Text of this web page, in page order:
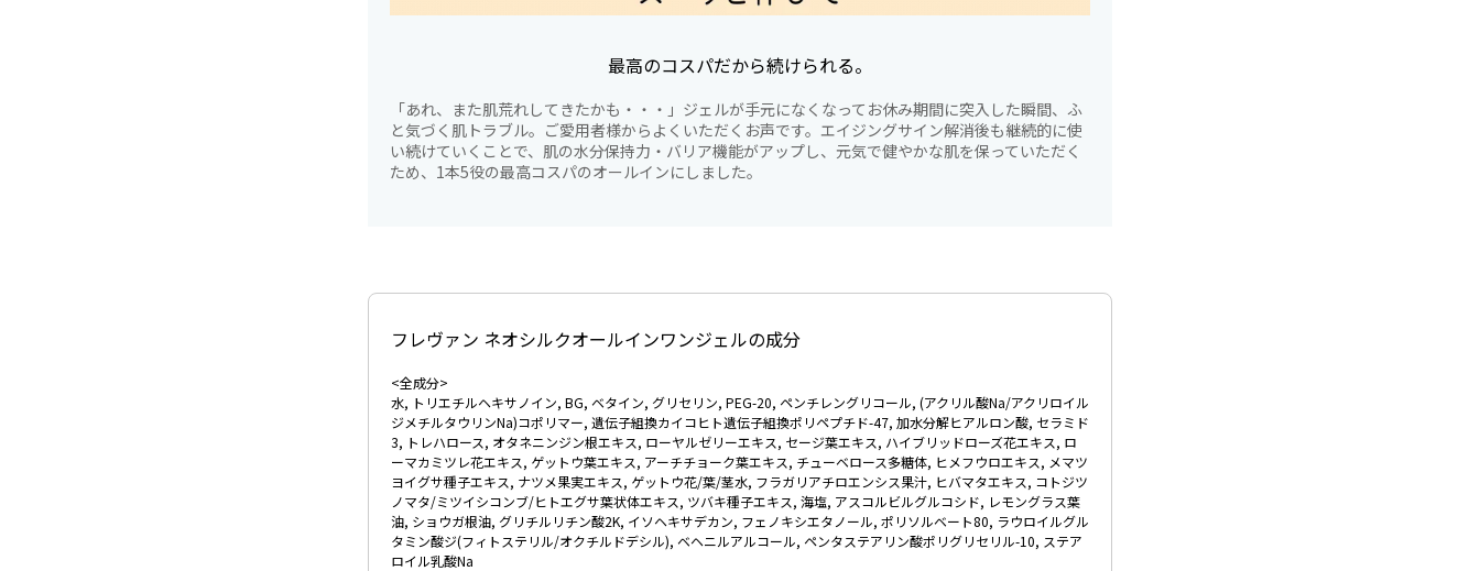
最高のコスパだから続けられる。
「あれ、また肌荒れしてきたかも・・・」ジェルが手元になくなってお休み期間に突入した瞬間、ふ
と気づく肌トラブル。ご愛用者様からよくいただくお声です。エイジングサイン解消後も継続的に使
い続けていくことで、肌の水分保持力・バリア機能がアップし、元気で健やかな肌を保っていただく
ため、1本5役の最高コスパのオールインにしました。
フレヴァン ネオシルクオールインワンジェルの成分
<全成分>
水, トリエチルヘキサノイン, BG, ベタイン, グリセリン, PEG-20, ペンチレングリコール, (アクリル酸Na/アクリロイル
ジメチルタウリンNa)コポリマー, 遺伝子組換カイコヒト遺伝子組換ポリペプチド-47, 加水分解ヒアルロン酸, セラミド
3, トレハロース, オタネニンジン根エキス, ローヤルゼリーエキス, セージ葉エキス, ハイブリッドローズ花エキス, ロ
ーマカミツレ花エキス, ゲットウ葉エキス, アーチチョーク葉エキス, チューベロース多糖体, ヒメフウロエキス, メマツ
ヨイグサ種子エキス, ナツメ果実エキス, ゲットウ花/葉/茎水, フラガリアチロエンシス果汁, ヒバマタエキス, コトジツ
ノマタ/ミツイシコンブ/ヒトエグサ葉状体エキス, ツバキ種子エキス, 海塩, アスコルビルグルコシド, レモングラス葉
油, ショウガ根油, グリチルリチン酸2K, イソヘキサデカン, フェノキシエタノール, ポリソルベート80, ラウロイルグル
タミン酸ジ(フィトステリル/オクチルドデシル), ベヘニルアルコール, ペンタステアリン酸ポリグリセリル-10, ステア
ロイル乳酸Na